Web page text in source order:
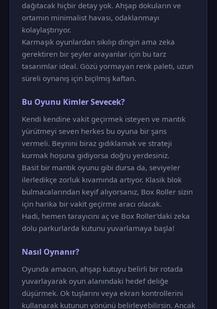
dağıtacak hiçbir detay yok. Ahşap dokuların ve
ortamın minimalist havası, odaklanmayı
kolaylaştırıyor.
Karmaşık oyunlardan sıkılıp dingin ama zeka
gerektiren bir şeyler arayanlar için bu tarz
tasarımlar ideal. Gözü yormayan renk paleti, uzun
süreli oynanış için biçilmiş kaftan.
Bu Oyunu Kimler Sevecek?
Kendi kendine vakit geçirmek isteyen ve mantık
yürütmeyi seven herkes bu oyuna bir şans
vermeli. Beynini biraz gıdıklamak ve strateji
kurmak hoşuna gidiyorsa doğru yerdesiniz.
Basit bir mantık oyunu gibi dursa da, seviyeler
ilerledikçe zorluk kıvamında artıyor. Klasik blok
bulmacalarından keyif alıyorsanız, Box Roller sizin
için harika bir vakit geçirme aracı olacak.
Hadi, hemen tarayıcını aç ve Box Roller'daki zeka
dolu parkurlarda kutunu yuvarlamaya başla!
Nasıl Oynanır?
Oyunda amacın, ahşap kutuyu belirli bir rotada
yuvarlayarak oyun alanındaki hedef deliğe
düşürmek. Ok tuşlarını veya ekran kontrollerini
kullanarak kutunun yönünü belirleyebilirsin. Ancak